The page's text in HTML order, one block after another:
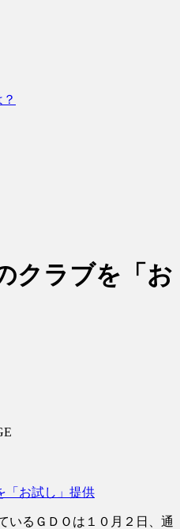
クラブを「お
お試し」提供
いるＧＤＯは１０月２日、通